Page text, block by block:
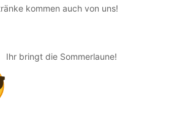
kommen auch von uns!
Ihr bringt die Sommerlaune!